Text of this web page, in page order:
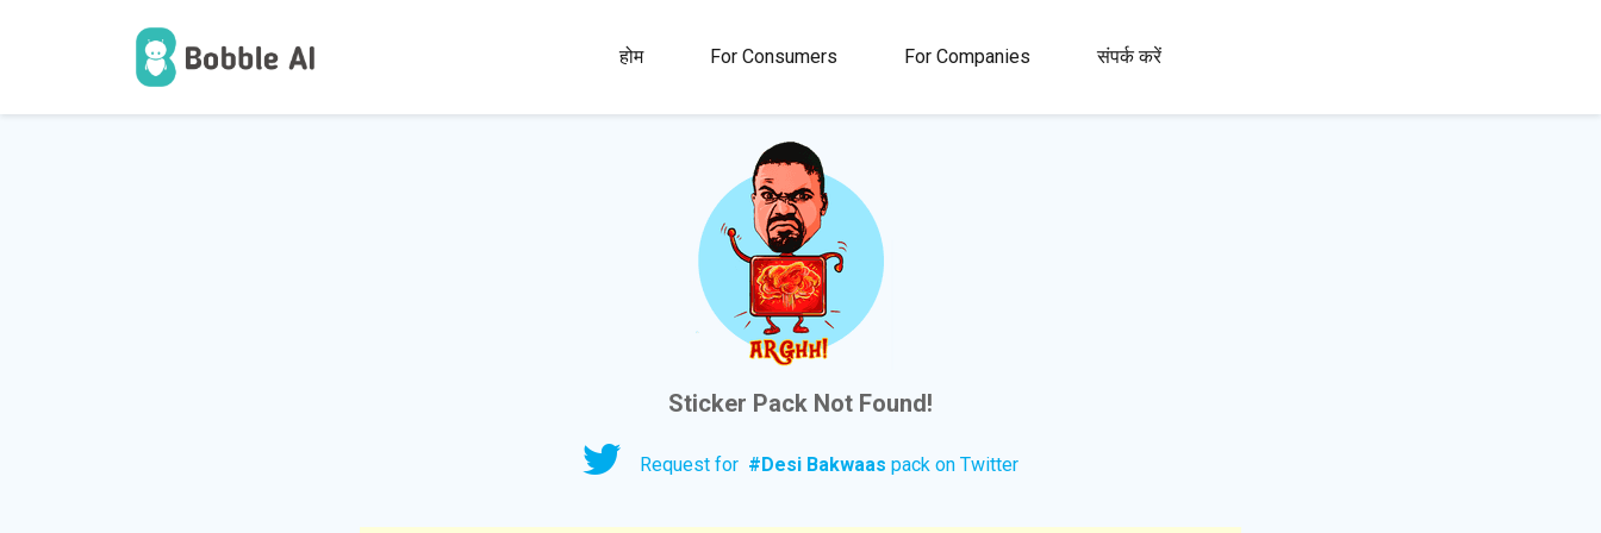
होम For Consumers For Companies संपर्क करें
4.5
रेटिंग
1M+
स्टिकर और ग़िफ्स
100+
भाषाएँ
Sticker Pack Not Found!
Request for #Desi Bakwaas pack on Twitter